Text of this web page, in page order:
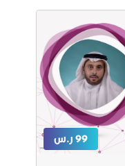
99 ر.س